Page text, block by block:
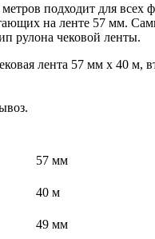
подходит для всех
на ленте 57 мм.
рулона чековой ленты.
лента 57 мм x 40 м,
57 мм
40 м
49 мм